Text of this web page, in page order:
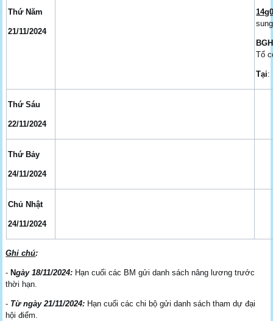
Thứ Năm
21/11/2024
BGH
Tổ
Tại:
Thứ Sáu
22/11/2024
Thứ Bảy
24/11/2024
Chủ Nhật
24/11/2024
Ghi chú:
- Ngày18/11/2024: Hạn cuối các BM gửi danh sách nâng lương trước
thời hạn.
- Từ ngày 21/11/2024: Hạn cuối các chi bộ gửi danh sách tham dự đại
hội điểm.